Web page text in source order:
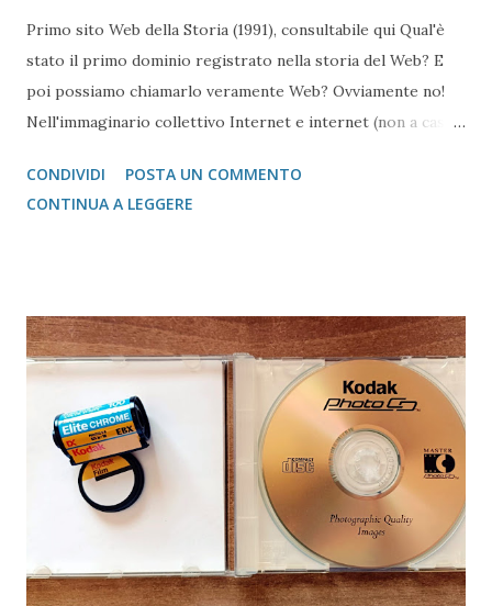
Primo sito Web della Storia (1991), consultabile qui Qual'è
stato il primo dominio registrato nella storia del Web? E
poi possiamo chiamarlo veramente Web? Ovviamente no!
Nell'immaginario collettivo Internet e internet (non a caso
che il Prof. Tanenbaum da' nel suo libro Reti di Calcolatori )
sono la stessa cosa, ovvero il sito web di un giornale,
comunicazioni tra macchine . Dopo Polaroid Palette e
Kodak Photo CD , ecco un nuovo viaggio attraverso i
domini più antichi di internet, ovviamente anche più antichi
dello stesso Web, che, come detto, è visto come Internet
CONDIVIDI
POSTA UN COMMENTO
CONTINUA A LEGGERE